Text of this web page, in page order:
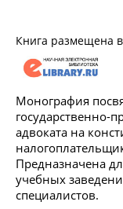
Книга размещена
Монография
государственно-
адвоката на
Предназначена
учебных
специалистов.